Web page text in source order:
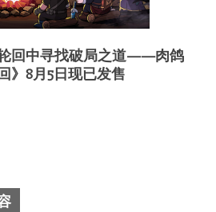
回中寻找破局之道——肉鸽
》8月5日现已发售